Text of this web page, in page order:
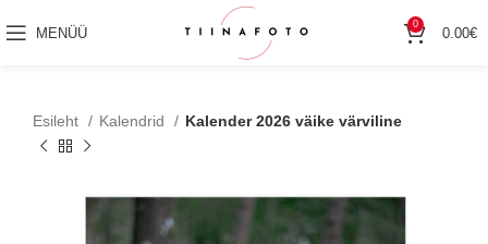
MENÜÜ
0
0.00€
Esileht Kalendrid Kalender 2026 väike värviline